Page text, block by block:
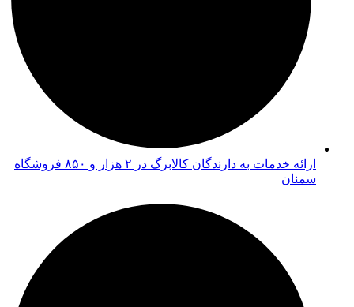
ارائه خدمات به دارندگان کالابرگ در ۲ هزار و ۸۵۰ فروشگاه
سمنان